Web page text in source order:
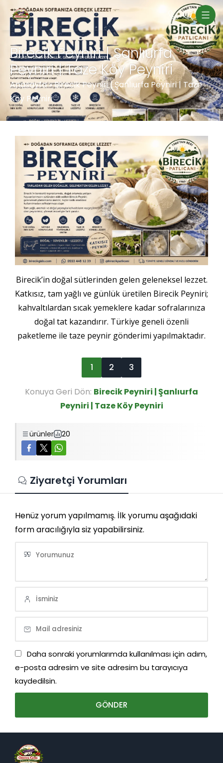
Birecik Peyniri | Şanlıurfa
Peyniri | Taze Köy Peyniri
Anasayfa»Birecik Peyniri | Şanlıurfa Peyniri | Taze
Köy Peyniri
Birecik’in doğal sütlerinden gelen geleneksel lezzet.
Katkısız, tam yağlı ve günlük üretilen Birecik Peyniri;
kahvaltılardan sıcak yemeklere kadar sofralarınıza
doğal tat kazandırır. Türkiye geneli özenli
paketleme ile taze peynir gönderimi yapılmaktadır.
1 2 3
Konuya Geri Dön: Birecik Peyniri | Şanlıurfa
Peyniri | Taze Köy Peyniri
ürünler 20
Ziyaretçi Yorumları
Henüz yorum yapılmamış. İlk yorumu aşağıdaki
form aracılığıyla siz yapabilirsiniz.
Daha sonraki yorumlarımda kullanılması için adım,
e-posta adresim ve site adresim bu tarayıcıya
kaydedilsin.